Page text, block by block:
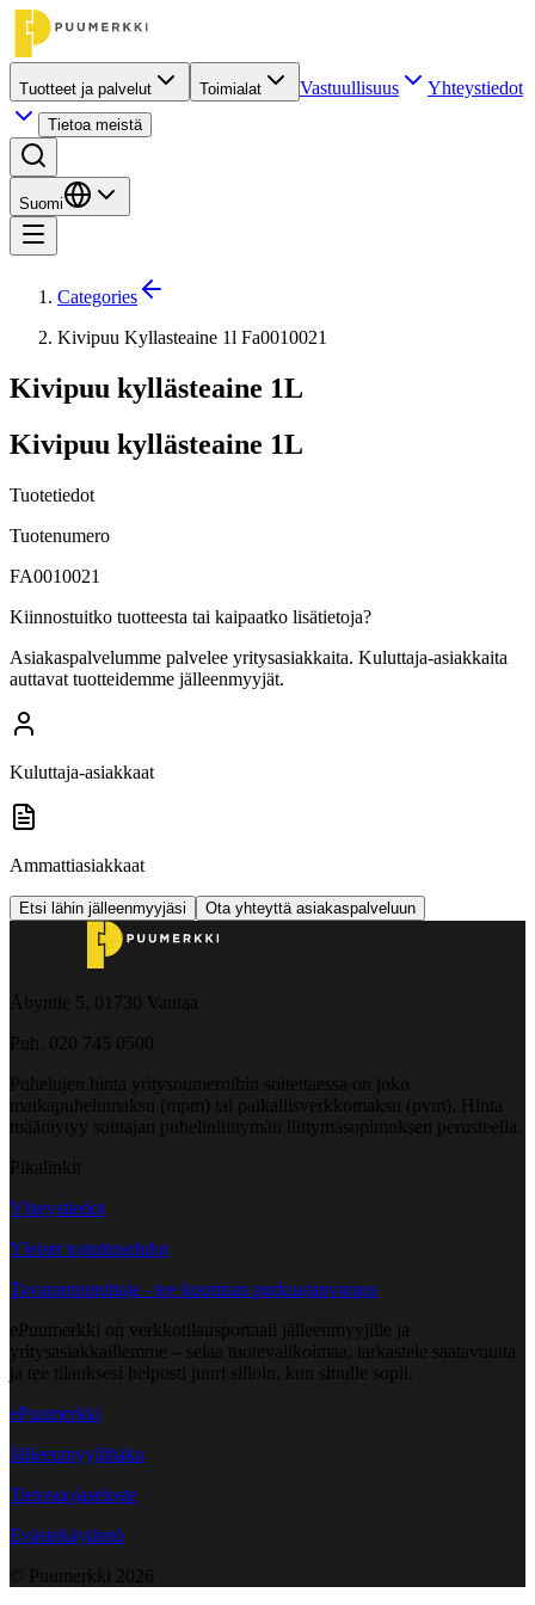
Tuotteet ja palvelut Toimialat Vastuullisuus Yhteystiedot
Tietoa meistä
Suomi
Categories
Kivipuu Kyllasteaine 1l Fa0010021
Kivipuu kyllästeaine 1L
Kivipuu kyllästeaine 1L
Tuotetiedot
Tuotenumero
FA0010021
Kiinnostuitko tuotteesta tai kaipaatko lisätietoja?
Asiakaspalvelumme palvelee yritysasiakkaita. Kuluttaja-asiakkaita
auttavat tuotteidemme jälleenmyyjät.
Kuluttaja-asiakkaat
Ammattiasiakkaat
Etsi lähin jälleenmyyjäsi Ota yhteyttä asiakaspalveluun
Åbyntie 5, 01730 Vantaa
Puh. 020 745 0500
Puhelujen hinta yritysnumeroihin soitettaessa on joko
matkapuhelumaksu (mpm) tai paikallisverkkomaksu (pvm). Hinta
määräytyy soittajan puhelinliittymän liittymäsopimuksen perusteella.
Pikalinkit
Yhteystiedot
Yleiset toimitusehdot
Tavarantoimittaja - tee kuorman purkuajanvaraus
ePuumerkki on verkkotilausportaali jälleenmyyjille ja
yritysasiakkaillemme – selaa tuotevalikoimaa, tarkastele saatavuutta
ja tee tilauksesi helposti juuri silloin, kun sinulle sopii.
ePuumerkki
Jälleenmyyjähaku
Tietosuojaseloste
Evästekäytäntö
© Puumerkki 2026